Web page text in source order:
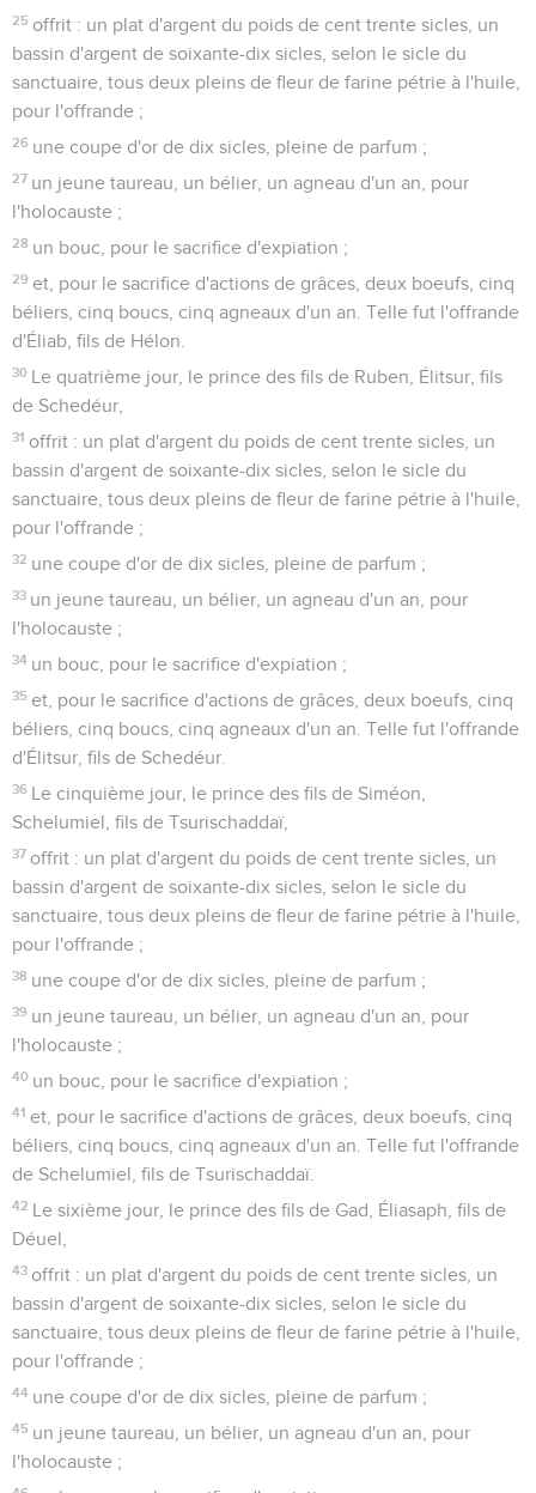
25 offrit : un plat d'argent du poids de cent trente sicles, un
bassin d'argent de soixante-dix sicles, selon le sicle du
sanctuaire, tous deux pleins de fleur de farine pétrie à l'huile,
pour l'offrande ;
26 une coupe d'or de dix sicles, pleine de parfum ;
27 un jeune taureau, un bélier, un agneau d'un an, pour
l'holocauste ;
28 un bouc, pour le sacrifice d'expiation ;
29 et, pour le sacrifice d'actions de grâces, deux boeufs, cinq
béliers, cinq boucs, cinq agneaux d'un an. Telle fut l'offrande
d'Éliab, fils de Hélon.
30 Le quatrième jour, le prince des fils de Ruben, Élitsur, fils
de Schedéur,
31 offrit : un plat d'argent du poids de cent trente sicles, un
bassin d'argent de soixante-dix sicles, selon le sicle du
sanctuaire, tous deux pleins de fleur de farine pétrie à l'huile,
pour l'offrande ;
32 une coupe d'or de dix sicles, pleine de parfum ;
33 un jeune taureau, un bélier, un agneau d'un an, pour
l'holocauste ;
34 un bouc, pour le sacrifice d'expiation ;
35 et, pour le sacrifice d'actions de grâces, deux boeufs, cinq
béliers, cinq boucs, cinq agneaux d'un an. Telle fut l'offrande
d'Élitsur, fils de Schedéur.
36 Le cinquième jour, le prince des fils de Siméon,
Schelumiel, fils de Tsurischaddaï,
37 offrit : un plat d'argent du poids de cent trente sicles, un
bassin d'argent de soixante-dix sicles, selon le sicle du
sanctuaire, tous deux pleins de fleur de farine pétrie à l'huile,
pour l'offrande ;
38 une coupe d'or de dix sicles, pleine de parfum ;
39 un jeune taureau, un bélier, un agneau d'un an, pour
l'holocauste ;
40 un bouc, pour le sacrifice d'expiation ;
41 et, pour le sacrifice d'actions de grâces, deux boeufs, cinq
béliers, cinq boucs, cinq agneaux d'un an. Telle fut l'offrande
de Schelumiel, fils de Tsurischaddaï.
42 Le sixième jour, le prince des fils de Gad, Éliasaph, fils de
Déuel,
43 offrit : un plat d'argent du poids de cent trente sicles, un
bassin d'argent de soixante-dix sicles, selon le sicle du
sanctuaire, tous deux pleins de fleur de farine pétrie à l'huile,
pour l'offrande ;
44 une coupe d'or de dix sicles, pleine de parfum ;
45 un jeune taureau, un bélier, un agneau d'un an, pour
l'holocauste ;